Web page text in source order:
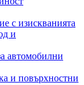
с изискванията
и
автомобилни
и повърхностни